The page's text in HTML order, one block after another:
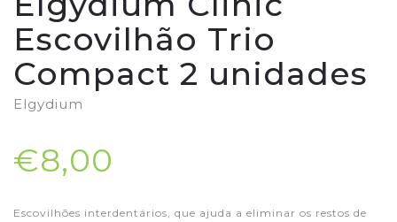
Escovilhão Trio
Compact 2 unidades
Elgydium
€8,00
Escovilhões interdentários, que ajuda a eliminar os restos de